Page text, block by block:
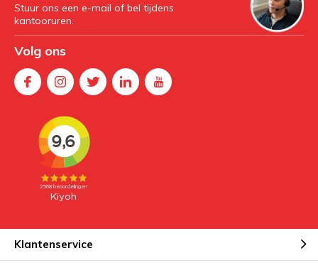
Stuur ons een e-mail of bel tijdens
kantooruren.
Volg ons
Klantenservice